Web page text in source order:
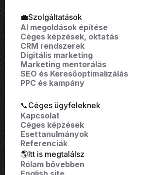
💼Szolgáltatások
AI megoldások építése
Céges képzések, oktatás
CRM rendszerek
Digitális marketing
Marketing mentorálás
SEO és Keresőoptimalizálás
PPC és kampány
📞Céges ügyfeleknek
Kapcsolat
Céges képzések
Esettanulmányok
Referenciák
🌎Itt is megtalálsz
Rólam bővebben